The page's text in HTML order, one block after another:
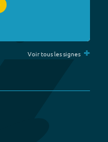
Voir tous les signes +